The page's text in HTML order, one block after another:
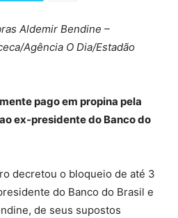
Aldemir Bendine –
Agência O Dia/Estadão
pago em propina pela
ex-presidente do Banco do
decretou o bloqueio de até 3
do Banco do Brasil e
de seus supostos